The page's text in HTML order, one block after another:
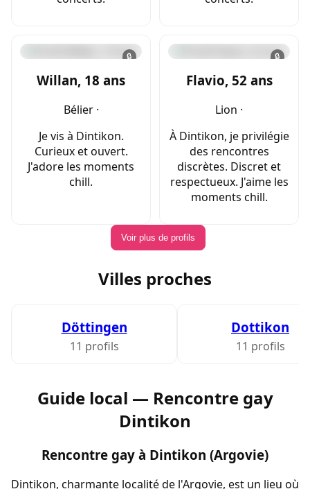
🔒
Willan, 18 ans
Bélier ·
Je vis à Dintikon.
Curieux et ouvert.
J'adore les moments
chill.
🔒
Flavio, 52 ans
Lion ·
À Dintikon, je privilégie
des rencontres
discrètes. Discret et
respectueux. J'aime les
moments chill.
Voir plus de profils
Villes proches
Döttingen
11 profils
Dottikon
11 profils
Guide local — Rencontre gay
Dintikon
Rencontre gay à Dintikon (Argovie)
Dintikon, charmante localité de l'Argovie, est un lieu où